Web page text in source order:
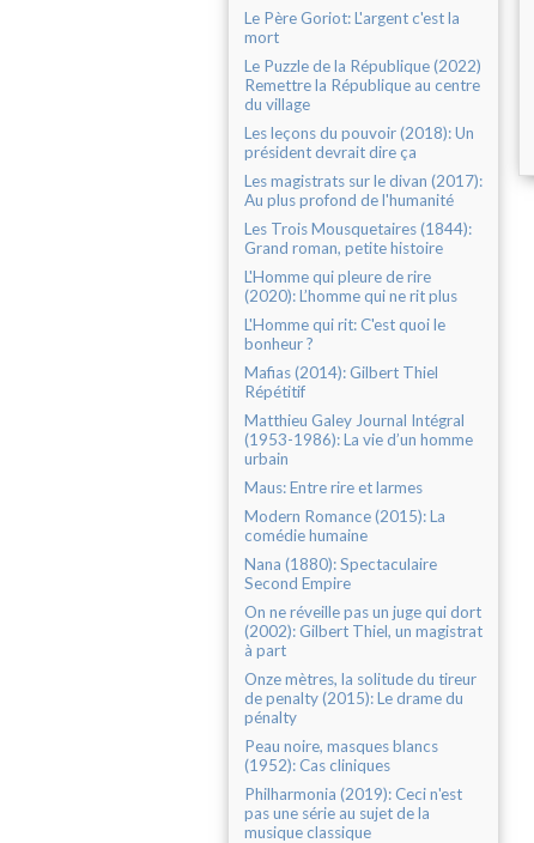
Le Père Goriot: L'argent c'est la
mort
Le Puzzle de la République (2022)
Remettre la République au centre
du village
Les leçons du pouvoir (2018): Un
président devrait dire ça
Les magistrats sur le divan (2017):
Au plus profond de l'humanité
Les Trois Mousquetaires (1844):
Grand roman, petite histoire
L'Homme qui pleure de rire
(2020): L’homme qui ne rit plus
L'Homme qui rit: C'est quoi le
bonheur ?
Mafias (2014): Gilbert Thiel
Répétitif
Matthieu Galey Journal Intégral
(1953-1986): La vie d’un homme
urbain
Maus: Entre rire et larmes
Modern Romance (2015): La
comédie humaine
Nana (1880): Spectaculaire
Second Empire
On ne réveille pas un juge qui dort
(2002): Gilbert Thiel, un magistrat
à part
Onze mètres, la solitude du tireur
de penalty (2015): Le drame du
pénalty
Peau noire, masques blancs
(1952): Cas cliniques
Philharmonia (2019): Ceci n'est
pas une série au sujet de la
musique classique